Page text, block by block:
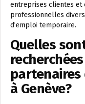
entreprises clientes et
professionnelles
d’emploi temporaire.
Quelles
partenaires
à Genève?